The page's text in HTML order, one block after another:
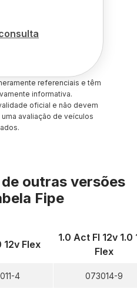
referenciais e têm
informativa.
oficial e não devem
avaliação de veículos
outras versões
Fipe
12v Flex
4
1.0 Act Fl 12v 1.0
Flex
073014-9